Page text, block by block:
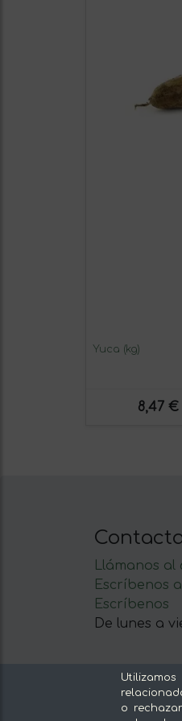
Yuca (kg)
8,47 €
Llámanos al
Escríbenos
Escríbenos
De lunes a
o